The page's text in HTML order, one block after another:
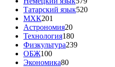
Татарский язык520
МХК201
Астрономия20
Технология180
Физкультура239
ОБЖ100
Экономика80